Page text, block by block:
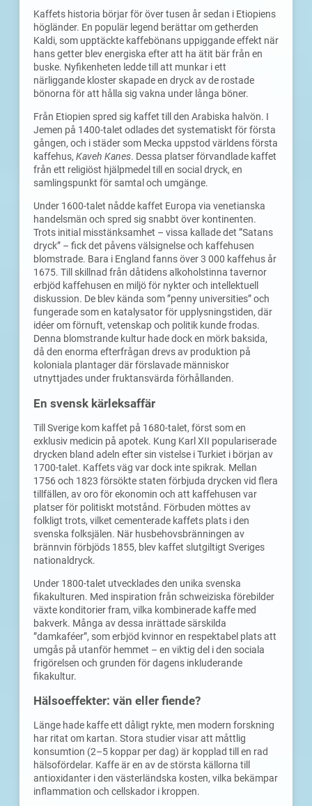
Kaffets historia börjar för över tusen år sedan i Etiopiens
högländer. En populär legend berättar om getherden
Kaldi, som upptäckte kaffebönans uppiggande effekt när
hans getter blev energiska efter att ha ätit bär från en
buske. Nyfikenheten ledde till att munkar i ett
närliggande kloster skapade en dryck av de rostade
bönorna för att hålla sig vakna under långa böner.
Från Etiopien spred sig kaffet till den Arabiska halvön. I
Jemen på 1400-talet odlades det systematiskt för första
gången, och i städer som Mecka uppstod världens första
kaffehus, Kaveh Kanes. Dessa platser förvandlade kaffet
från ett religiöst hjälpmedel till en social dryck, en
samlingspunkt för samtal och umgänge.
Under 1600-talet nådde kaffet Europa via venetianska
handelsmän och spred sig snabbt över kontinenten.
Trots initial misstänksamhet – vissa kallade det ”Satans
dryck” – fick det påvens välsignelse och kaffehusen
blomstrade. Bara i England fanns över 3 000 kaffehus år
1675. Till skillnad från dåtidens alkoholstinna tavernor
erbjöd kaffehusen en miljö för nykter och intellektuell
diskussion. De blev kända som ”penny universities” och
fungerade som en katalysator för upplysningstiden, där
idéer om förnuft, vetenskap och politik kunde frodas.
Denna blomstrande kultur hade dock en mörk baksida,
då den enorma efterfrågan drevs av produktion på
koloniala plantager där förslavade människor
utnyttjades under fruktansvärda förhållanden.
En svensk kärleksaffär
Till Sverige kom kaffet på 1680-talet, först som en
exklusiv medicin på apotek. Kung Karl XII populariserade
drycken bland adeln efter sin vistelse i Turkiet i början av
1700-talet. Kaffets väg var dock inte spikrak. Mellan
1756 och 1823 försökte staten förbjuda drycken vid flera
tillfällen, av oro för ekonomin och att kaffehusen var
platser för politiskt motstånd. Förbuden möttes av
folkligt trots, vilket cementerade kaffets plats i den
svenska folksjälen. När husbehovsbränningen av
brännvin förbjöds 1855, blev kaffet slutgiltigt Sveriges
nationaldryck.
Under 1800-talet utvecklades den unika svenska
fikakulturen. Med inspiration från schweiziska förebilder
växte konditorier fram, vilka kombinerade kaffe med
bakverk. Många av dessa inrättade särskilda
”damkaféer”, som erbjöd kvinnor en respektabel plats att
umgås på utanför hemmet – en viktig del i den sociala
frigörelsen och grunden för dagens inkluderande
fikakultur.
Hälsoeffekter: vän eller fiende?
Länge hade kaffe ett dåligt rykte, men modern forskning
har ritat om kartan. Stora studier visar att måttlig
konsumtion (2–5 koppar per dag) är kopplad till en rad
hälsofördelar. Kaffe är en av de största källorna till
antioxidanter i den västerländska kosten, vilka bekämpar
inflammation och cellskador i kroppen.